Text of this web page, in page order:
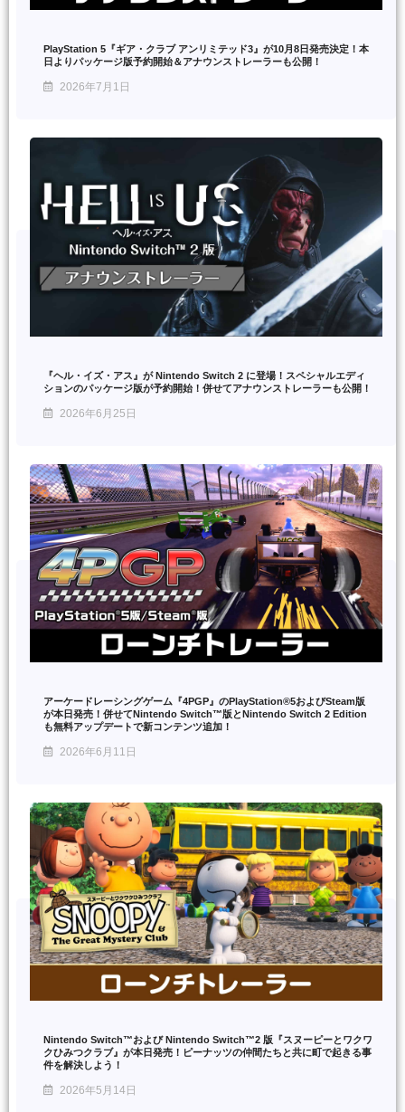
PlayStation 5『ギア・クラブ アンリミテッド3』が10月8日発売決定！本
日よりパッケージ版予約開始＆アナウンストレーラーも公開！
2026年7月1日
『ヘル・イズ・アス』が Nintendo Switch 2 に登場！スペシャルエディ
ションのパッケージ版が予約開始！併せてアナウンストレーラーも公開！
2026年6月25日
アーケードレーシングゲーム『4PGP』のPlayStation®5およびSteam版
が本日発売！併せてNintendo Switch™版とNintendo Switch 2 Edition
も無料アップデートで新コンテンツ追加！
2026年6月11日
Nintendo Switch™および Nintendo Switch™2 版『スヌーピーとワクワ
クひみつクラブ』が本日発売！ピーナッツの仲間たちと共に町で起きる事
件を解決しよう！
2026年5月14日